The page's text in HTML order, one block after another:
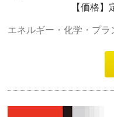
【価格】
エネルギー・化学・プ